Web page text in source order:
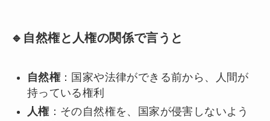
🔹自然権と人権の関係で言うと
自然権：国家や法律ができる前から、人間が
持っている権利
人権：その自然権を、国家が侵害しないよう